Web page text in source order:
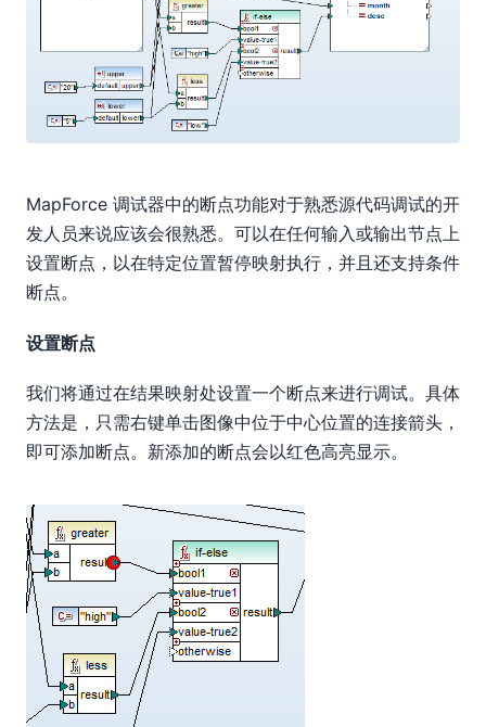
MapForce 调试器中的断点功能对于熟悉源代码调试的开
发人员来说应该会很熟悉。可以在任何输入或输出节点上
设置断点，以在特定位置暂停映射执行，并且还支持条件
断点。
设置断点
我们将通过在结果映射处设置一个断点来进行调试。具体
方法是，只需右键单击图像中位于中心位置的连接箭头，
即可添加断点。新添加的断点会以红色高亮显示。